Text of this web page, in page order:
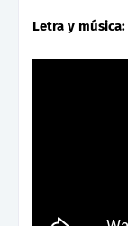
Letra y música: